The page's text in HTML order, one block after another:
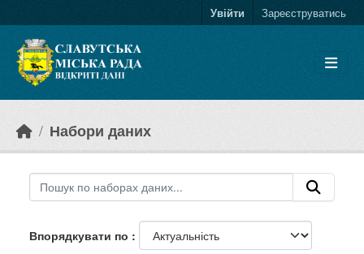
Увійти Зареєструватись
Набори даних
Впорядкувати по